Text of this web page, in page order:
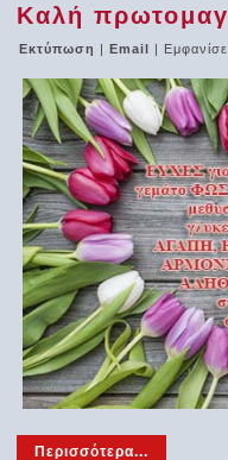
Καλή
Εκτύπωση |Email |
Περισσότερα...